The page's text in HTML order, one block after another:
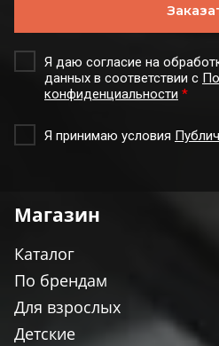
Я даю согласие на
данных в соответствии с
конфиденциальности *
Я принимаю условия
Магазин
Каталог
По брендам
Для взрослых
Детские